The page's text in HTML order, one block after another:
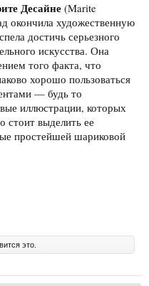
Десайне (Marite
окончила художественную
достичь серьезного
искусства. Она
того факта, что
хорошо пользоваться
— будь то
иллюстрации, которых
стоит выделить ее
простейшей шариковой
это.